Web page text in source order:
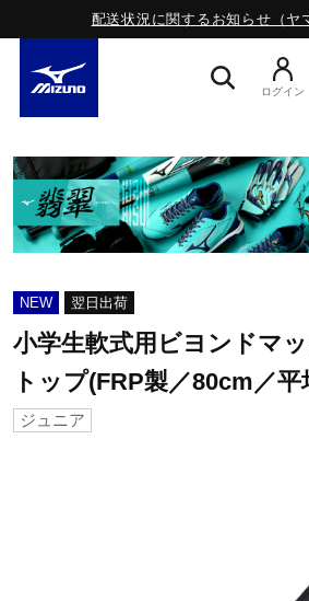
配送状況に関するお知らせ（ヤ
スニーカー
ライフスタイルウエア
ランニング
サッカー／フットサル
ログイン
NEW 翌日出荷
小学生軟式用ビヨンドマ
トップ(FRP製／80cm／平
ジュニア